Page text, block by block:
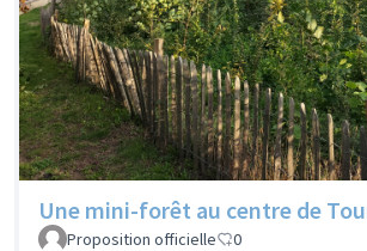
Une mini-forêt au centre de
Proposition officielle 0